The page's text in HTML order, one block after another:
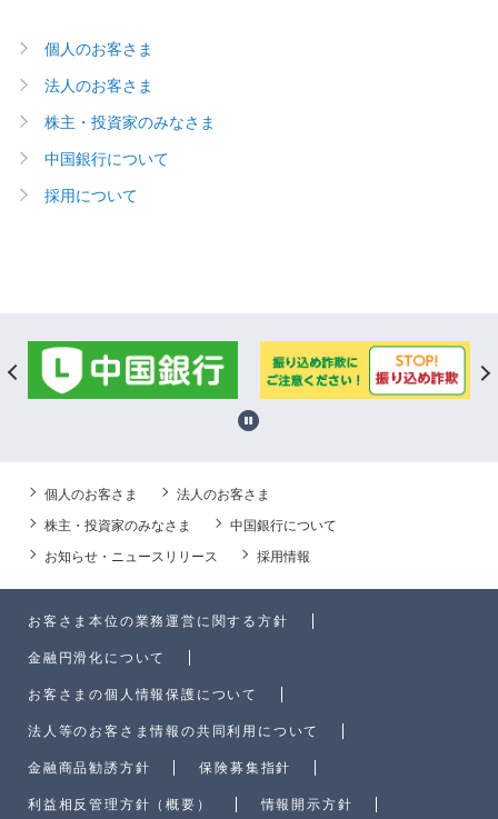
個人のお客さま
法人のお客さま
株主・投資家のみなさま
中国銀行について
採用について
個人のお客さま
法人のお客さま
株主・投資家のみなさま
中国銀行について
お知らせ・ニュースリリース
採用情報
お客さま本位の業務運営に関する方針
金融円滑化について
お客さまの個人情報保護について
法人等のお客さま情報の共同利用について
金融商品勧誘方針 保険募集指針
利益相反管理方針（概要） 情報開示方針